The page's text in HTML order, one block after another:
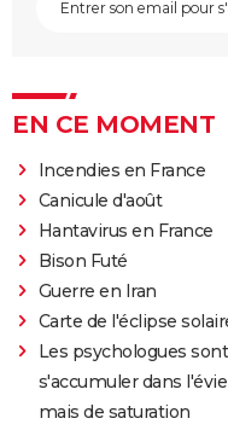
EN CE MOMENT
Incendies en France
Canicule d'août
Hantavirus en France
Bison Futé
Guerre en Iran
Carte de l'éclipse
Les psychologues
s'accumuler dans
mais de saturation